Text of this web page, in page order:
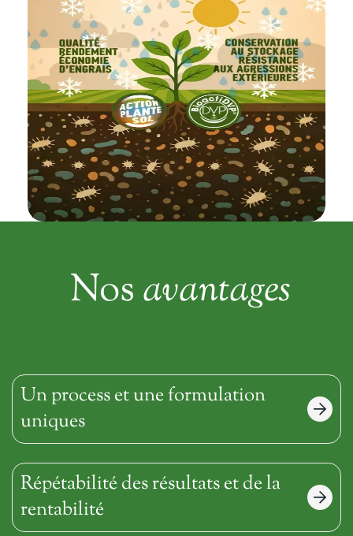
Nosavantages
Un process et une formulation
uniques
Répétabilité des résultats et de la
rentabilité